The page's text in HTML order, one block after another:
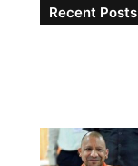
Recent Posts